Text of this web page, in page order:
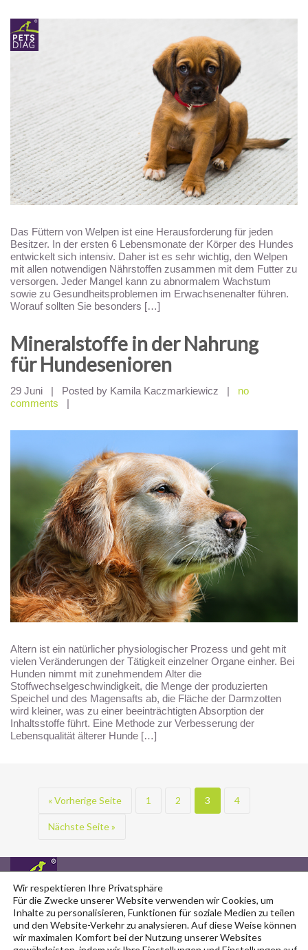
Das Füttern von Welpen ist eine Herausforderung für jeden
Besitzer. In der ersten 6 Lebensmonate der Körper des Hundes
entwickelt sich intensiv. Daher ist es sehr wichtig, den Welpen
mit allen notwendigen Nährstoffen zusammen mit dem Futter zu
versorgen. Jeder Mangel kann zu abnormalem Wachstum
sowie zu Gesundheitsproblemen im Erwachsenenalter führen.
Worauf sollten Sie besonders […]
Mineralstoffe in der Nahrung
für Hundesenioren
29 Juni | Posted by Kamila Kaczmarkiewicz |
no
comments
|
Altern ist ein natürlicher physiologischer Prozess und geht mit
vielen Veränderungen der Tätigkeit einzelner Organe einher. Bei
Hunden nimmt mit zunehmendem Alter die
Stoffwechselgeschwindigkeit, die Menge der produzierten
Speichel und des Magensafts ab, die Fläche der Darmzotten
wird kleiner, was zu einer beeinträchtigten Absorption der
Inhaltsstoffe führt. Eine Methode zur Verbesserung der
Lebensqualität älterer Hunde […]
« Vorherige Seite 1 2 3 4
Nächste Seite »
Wir respektieren Ihre Privatsphäre
Für die Zwecke unserer Website verwenden wir Cookies, um
Inhalte zu personalisieren, Funktionen für soziale Medien zu teilen
und den Website-Verkehr zu analysieren. Auf diese Weise können
wir maximalen Komfort bei der Nutzung unserer Websites